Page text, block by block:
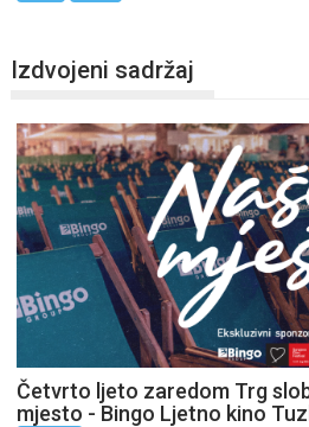
Izdvojeni sadržaj
Četvrto ljeto zaredom Trg
mjesto - Bingo Ljetno kino